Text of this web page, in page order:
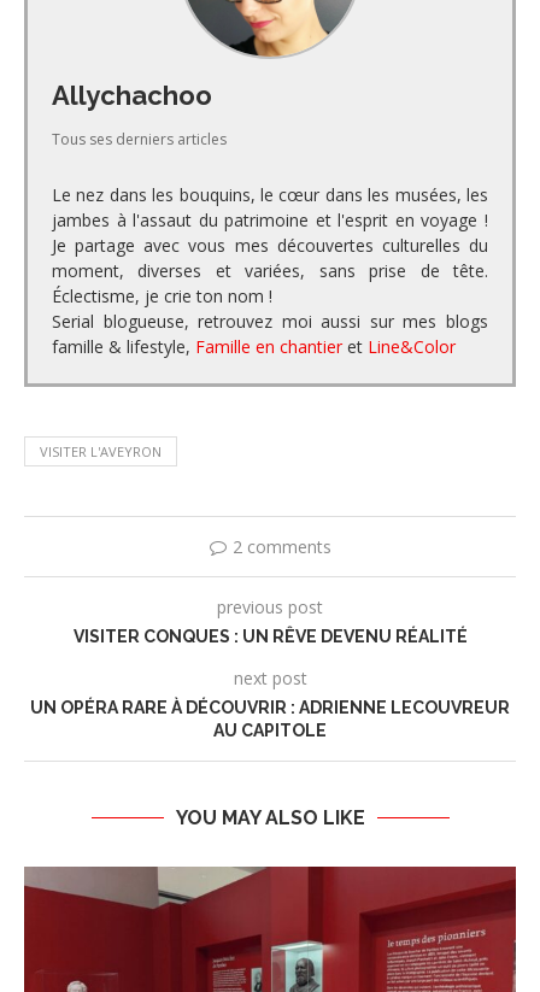
Allychachoo
Tous ses derniers articles
Le nez dans les bouquins, le cœur dans les musées, les
jambes à l'assaut du patrimoine et l'esprit en voyage !
Je partage avec vous mes découvertes culturelles du
moment, diverses et variées, sans prise de tête.
Éclectisme, je crie ton nom !
Serial blogueuse, retrouvez moi aussi sur mes blogs
famille & lifestyle, Famille en chantier et Line&Color
VISITER L'AVEYRON
2 comments
previous post
VISITER CONQUES : UN RÊVE DEVENU RÉALITÉ
next post
UN OPÉRA RARE À DÉCOUVRIR : ADRIENNE LECOUVREUR
AU CAPITOLE
YOU MAY ALSO LIKE